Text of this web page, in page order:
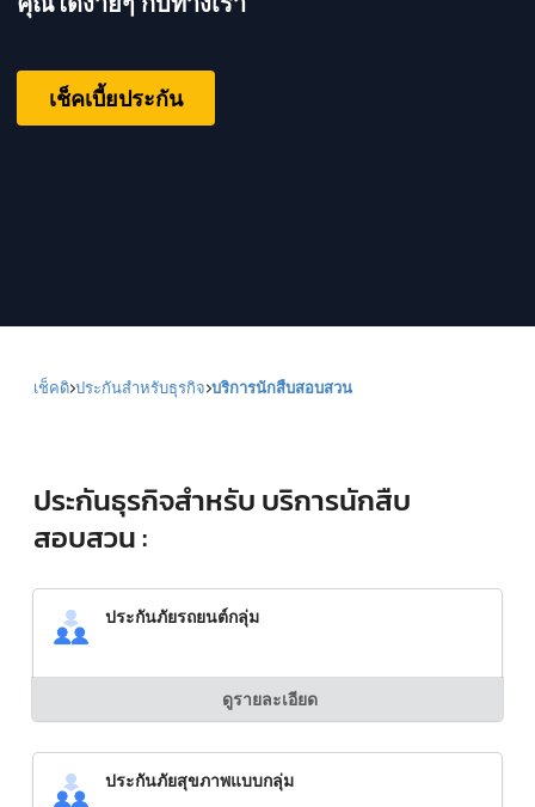
เช็คเบี้ยประกัน
เช็คดิ ประกันสำหรับธุรกิจ บริการนักสืบสอบสวน
ประกันธุรกิจสำหรับ บริการนักสืบ
สอบสวน :
ประกันภัยรถยนต์กลุ่ม
ดูรายละเอียด
ประกันภัยสุขภาพแบบกลุ่ม